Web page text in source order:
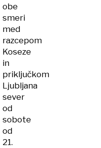
obe
smeri
med
razcepom
Koseze
in
priključkom
Ljubljana
sever
od
sobote
od
21.